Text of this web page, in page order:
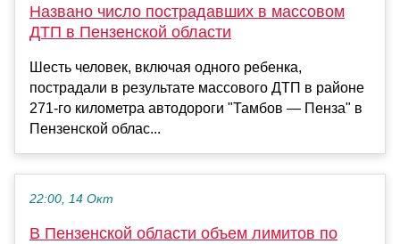
Названо число пострадавших в массовом
ДТП в Пензенской области
Шесть человек, включая одного ребенка,
пострадали в результате массового ДТП в районе
271-го километра автодороги "Тамбов — Пенза" в
Пензенской облас...
22:00, 14 Окт
В Пензенской области объем лимитов по